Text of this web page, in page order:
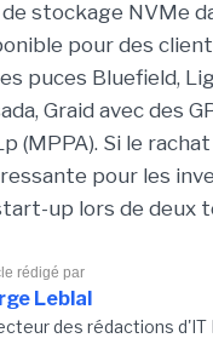
stockage NVMe
pour des
puces Bluefield,
Graid avec des
(MPPA). Si le
pour les
up lors de deux
rédigé par
Leblal
des rédactions d'IT